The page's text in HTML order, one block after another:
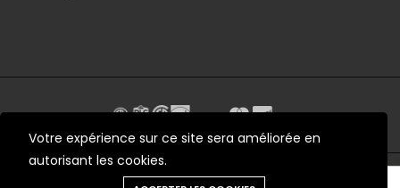
Votre expérience sur ce site sera améliorée en
autorisant les cookies.